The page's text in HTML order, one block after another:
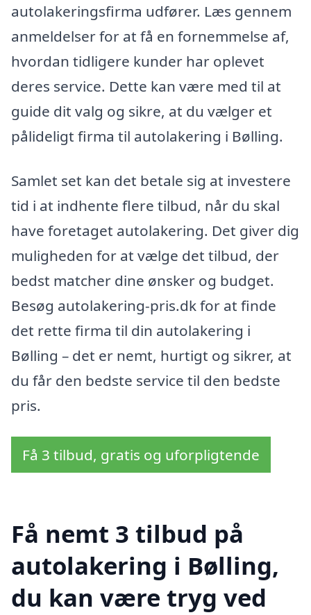
autolakeringsfirma udfører. Læs gennem
anmeldelser for at få en fornemmelse af,
hvordan tidligere kunder har oplevet
deres service. Dette kan være med til at
guide dit valg og sikre, at du vælger et
pålideligt firma til autolakering i Bølling.
Samlet set kan det betale sig at investere
tid i at indhente flere tilbud, når du skal
have foretaget autolakering. Det giver dig
muligheden for at vælge det tilbud, der
bedst matcher dine ønsker og budget.
Besøg autolakering-pris.dk for at finde
det rette firma til din autolakering i
Bølling – det er nemt, hurtigt og sikrer, at
du får den bedste service til den bedste
pris.
Få 3 tilbud, gratis og uforpligtende
Få nemt 3 tilbud på
autolakering i Bølling,
du kan være tryg ved